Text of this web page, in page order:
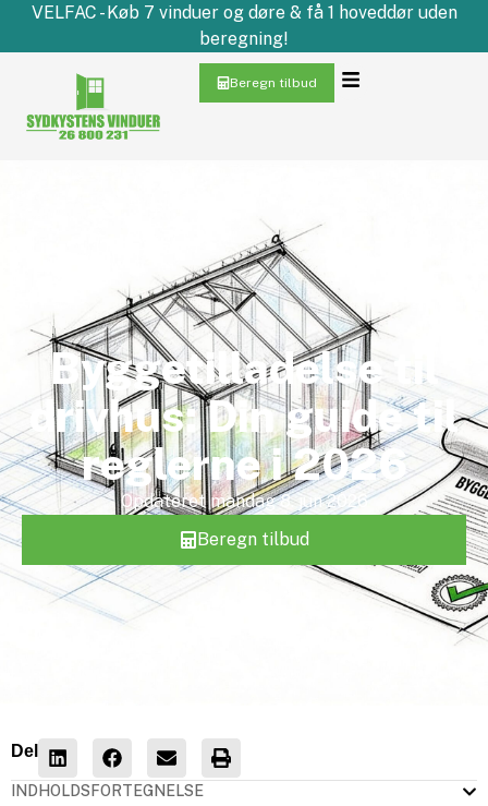
VELFAC - Køb 7 vinduer og døre & få 1 hoveddør uden
beregning!
Beregn tilbud
Byggetilladelse til
drivhus: Din guide til
reglerne i 2026
Opdateret mandag 8. jun 2026
Beregn tilbud
Del
INDHOLDSFORTEGNELSE